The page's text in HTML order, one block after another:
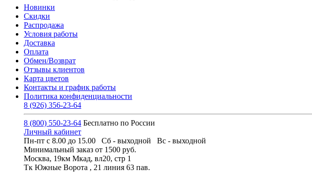
Новинки
Скидки
Распродажа
Условия работы
Доставка
Оплата
Обмен/Возврат
Отзывы клиентов
Карта цветов
Контакты и график работы
Политика конфиденциальности
8 (926) 356-23-64
8 (800) 550-23-64 Бесплатно по России
Личный кабинет
Пн-пт с 8.00 до 15.00 Сб - выходной Вс - выходной
Минимальный заказ от 1500 руб.
Москва, 19км Мкад, вл20, стр 1
Тк Южные Ворота , 21 линия 63 пав.